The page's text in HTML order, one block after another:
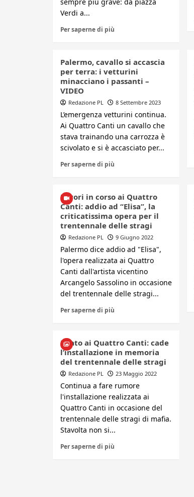
Verdi a...
Per saperne di più
Palermo, cavallo si accascia
per terra: i vetturini
minacciano i passanti –
VIDEO
Redazione PL 8 Settembre 2023
L’emergenza vetturini continua.
Ai Quattro Canti un cavallo che
stava trainando una carrozza è
scivolato e si è accasciato per...
Per saperne di più
Lavori in corso ai Quattro
Canti: addio ad “Elisa”, la
criticatissima opera per il
trentennale delle stragi
Redazione PL 9 Giugno 2022
Palermo dice addio ad "Elisa",
l'opera realizzata ai Quattro
Canti dall'artista vicentino
Arcangelo Sassolino in occasione
del trentennale delle stragi...
Per saperne di più
Boato ai Quattro Canti: cade
l’installazione in memoria
del trentennale delle stragi
Redazione PL 23 Maggio 2022
Continua a fare rumore
l'installazione realizzata ai
Quattro Canti in occasione del
trentennale delle stragi di mafia.
Stavolta non si...
Per saperne di più